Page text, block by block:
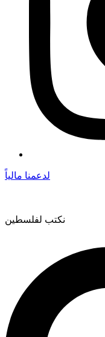
لدعمنا مالياً
نكتب لفلسطين